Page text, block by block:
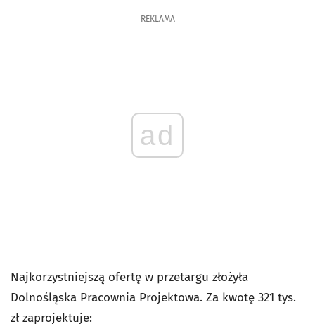
REKLAMA
ad
Najkorzystniejszą ofertę w przetargu złożyła
Dolnośląska Pracownia Projektowa. Za kwotę 321 tys.
zł zaprojektuje: